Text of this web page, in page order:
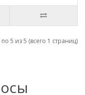
5 из 5 (всего 1 страниц)